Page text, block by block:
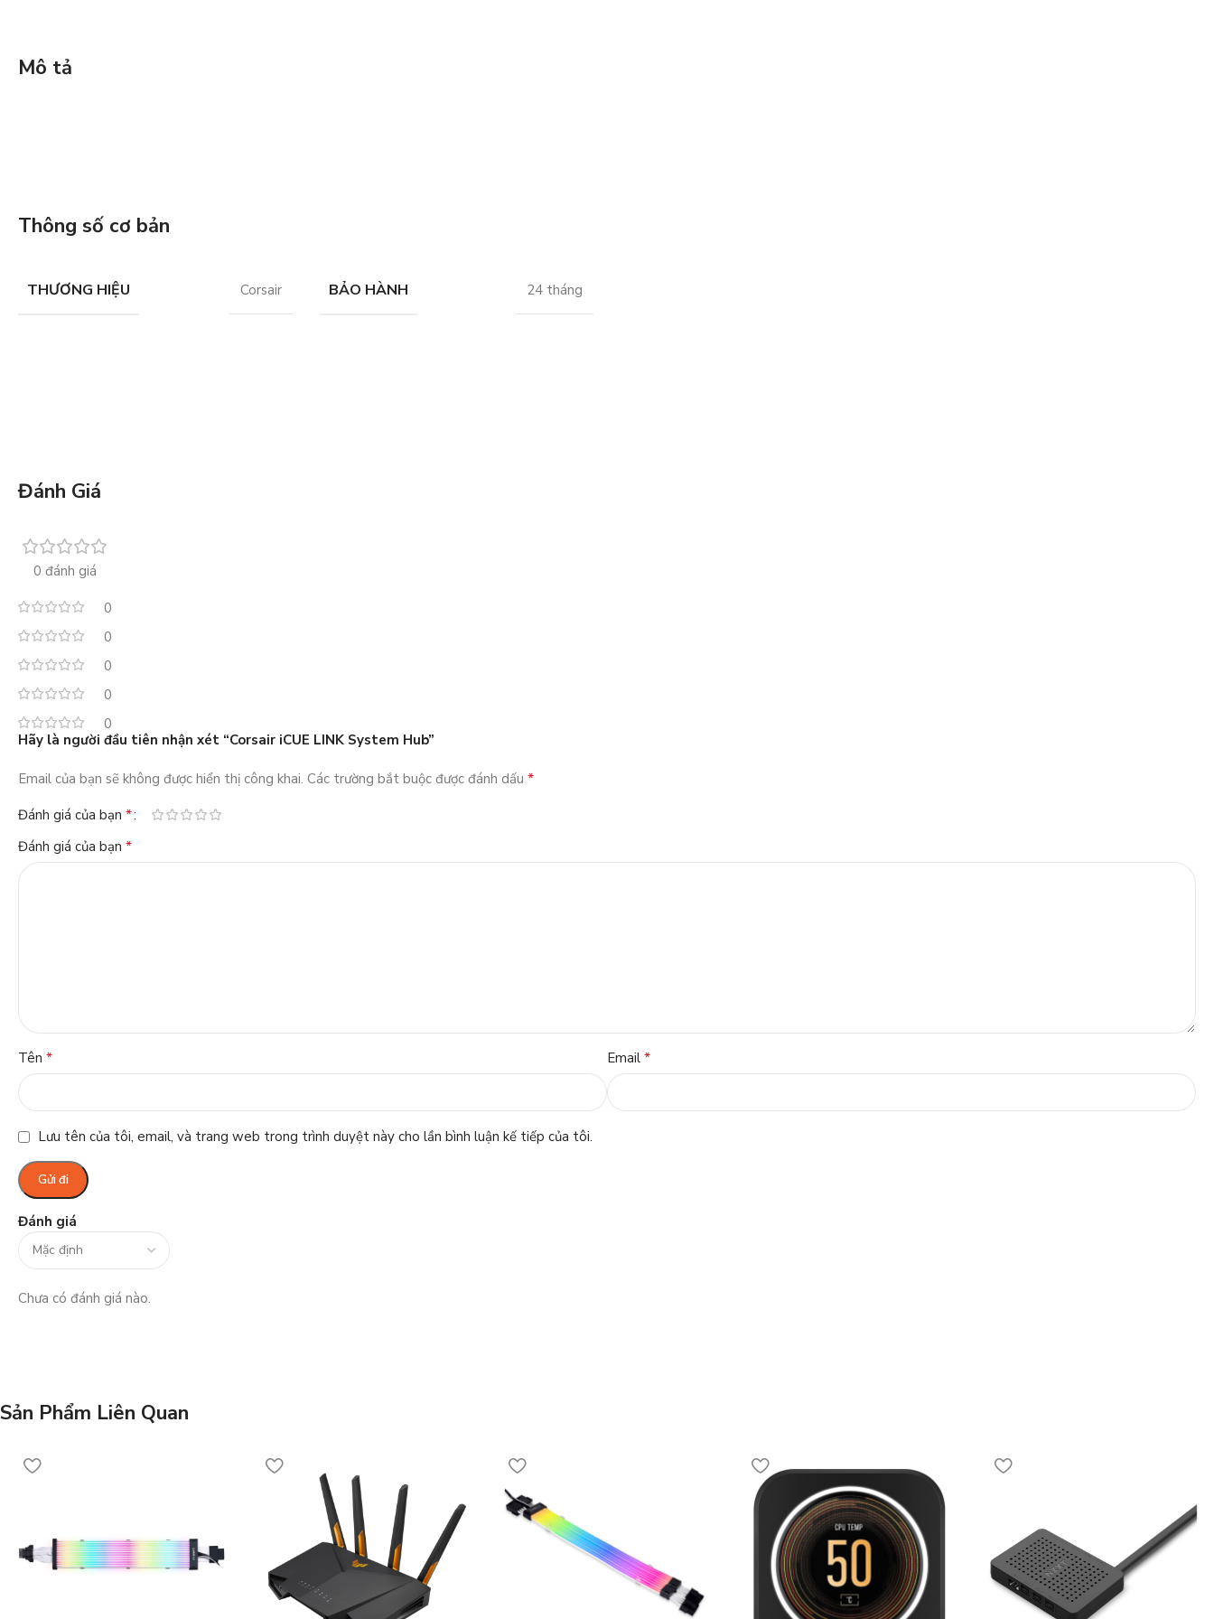
Mô tả
Thông số cơ bản
THƯƠNG HIỆU Corsair BẢO HÀNH 24 tháng
Đánh Giá
0 đánh giá
0
0
0
0
0
Đánh giá
Chưa có đánh giá nào.
Hãy là người đầu tiên nhận xét “Corsair iCUE LINK System Hub”
Email của bạn sẽ không được hiển thị công khai. Các trường bắt buộc được đánh dấu *
Đánh giá của bạn *
Đánh giá của bạn *
Tên * Email *
Lưu tên của tôi, email, và trang web trong trình duyệt này cho lần bình luận kế tiếp của tôi.
Sản Phẩm Liên Quan